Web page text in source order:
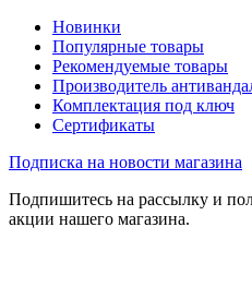
Новинки
Популярные товары
Рекомендуемые товары
Производитель
Комплектация под ключ
Сертификаты
Подписка на новости магазина
Подпишитесь на рассылку и
акции нашего магазина.